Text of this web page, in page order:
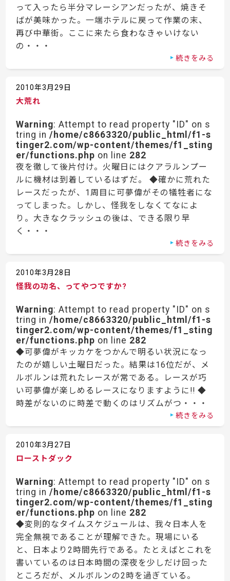
って入ったら半分マレーシアンだったが、焼きそ
ばが美味かった。一端ホテルに戻って作業の末、
再び中華街。ここに来たら食わなきゃいけない
の・・・
続きをみる
2010年3月29日
大荒れ
Warning: Attempt to read property "ID" on s
tring in/home/c8663320/public_html/f1-s
tinger2.com/wp-content/themes/f1_sting
er/functions.php on line 282
夜を徹して後片付け。火曜日にはクアラルンプー
ルに機材は到着しているはずだ。 ◆確かに荒れた
レースだったが、1周目に可夢偉がその犠牲者にな
ってしまった。しかし、怪我をしなくてなによ
り。大きなクラッシュの後は、できる限り早
く・・・
続きをみる
2010年3月28日
怪我の功名、ってやつですか?
Warning: Attempt to read property "ID" on s
tring in/home/c8663320/public_html/f1-s
tinger2.com/wp-content/themes/f1_sting
er/functions.php on line 282
◆可夢偉がキッカケをつかんで明るい状況になっ
たのが嬉しい土曜日だった。結果は16位だが、メ
ルボルンは荒れたレースが常である。レースが巧
い可夢偉が楽しめるレースになりますように!! ◆
時差がないのに時差で動くのはリズムがつ・・・
続きをみる
2010年3月27日
ローストダック
Warning: Attempt to read property "ID" on s
tring in/home/c8663320/public_html/f1-s
tinger2.com/wp-content/themes/f1_sting
er/functions.php on line 282
◆変則的なタイムスケジュールは、我々日本人を
完全無視であることが理解できた。現場にいる
と、日本より2時間先行である。たとえばとこれを
書いているのは日本時間の深夜を少しだけ回った
ところだが、メルボルンの2時を過ぎている。